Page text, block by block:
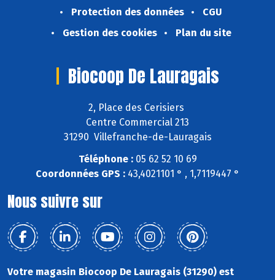
Protection des données
CGU
Gestion des cookies
Plan du site
Biocoop De Lauragais
2, Place des Cerisiers
Centre Commercial 213
31290 Villefranche-de-Lauragais
Téléphone :05 62 52 10 69
Coordonnées GPS : 43,4021101 ° , 1,7119447 °
Nous suivre sur
Votre magasin Biocoop De Lauragais (31290) est